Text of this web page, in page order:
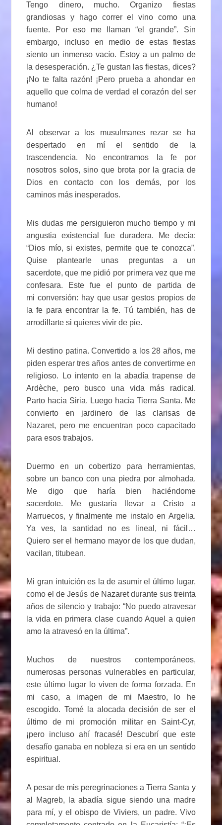
Tengo dinero, mucho. Organizo fiestas
grandiosas y hago correr el vino como una
fuente. Por eso me llaman “el grande”. Sin
embargo, incluso en medio de estas fiestas
siento un inmenso vacío. Estoy a un palmo de
la desesperación. ¿Te gustan las fiestas, dices?
¡No te falta razón! ¡Pero prueba a ahondar en
aquello que colma de verdad el corazón del ser
humano!
Al observar a los musulmanes rezar se ha
despertado en mí el sentido de la
trascendencia. No encontramos la fe por
nosotros solos, sino que brota por la gracia de
Dios en contacto con los demás, por los
caminos más inesperados.
Mis dudas me persiguieron mucho tiempo y mi
angustia existencial fue duradera. Me decía:
“Dios mío, si existes, permite que te conozca”.
Quise plantearle unas preguntas a un
sacerdote, que me pidió por primera vez que me
confesara. Este fue el punto de partida de
mi conversión: hay que usar gestos propios de
la fe para encontrar la fe. Tú también, has de
arrodillarte si quieres vivir de pie.
Mi destino patina. Convertido a los 28 años, me
piden esperar tres años antes de convertirme en
religioso. Lo intento en la abadía trapense de
Ardèche, pero busco una vida más radical.
Parto hacia Siria. Luego hacia Tierra Santa. Me
convierto en jardinero de las clarisas de
Nazaret, pero me encuentran poco capacitado
para esos trabajos.
Duermo en un cobertizo para herramientas,
sobre un banco con una piedra por almohada.
Me digo que haría bien haciéndome
sacerdote. Me gustaría llevar a Cristo a
Marruecos, y finalmente me instalo en Argelia.
Ya ves, la santidad no es lineal, ni fácil…
Quiero ser el hermano mayor de los que dudan,
vacilan, titubean.
Mi gran intuición es la de asumir el último lugar,
como el de Jesús de Nazaret durante sus treinta
años de silencio y trabajo: “No puedo atravesar
la vida en primera clase cuando Aquel a quien
amo la atravesó en la última”.
Muchos de nuestros contemporáneos,
numerosas personas vulnerables en particular,
este último lugar lo viven de forma forzada. En
mi caso, a imagen de mi Maestro, lo he
escogido. Tomé la alocada decisión de ser el
último de mi promoción militar en Saint-Cyr,
¡pero incluso ahí fracasé! Descubrí que este
desafío ganaba en nobleza si era en un sentido
espiritual.
A pesar de mis peregrinaciones a Tierra Santa y
al Magreb, la abadía sigue siendo una madre
para mí, y el obispo de Viviers, un padre. Vivo